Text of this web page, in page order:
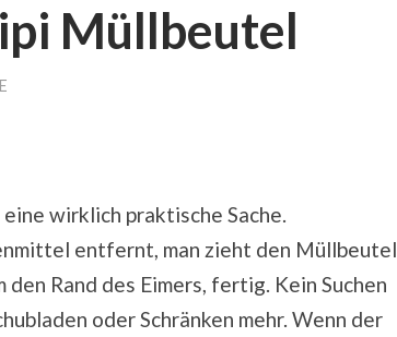
Müllbeutel
wirklich praktische Sache.
entfernt, man zieht den Müllbeutel
Rand des Eimers, fertig. Kein Suchen
oder Schränken mehr. Wenn der